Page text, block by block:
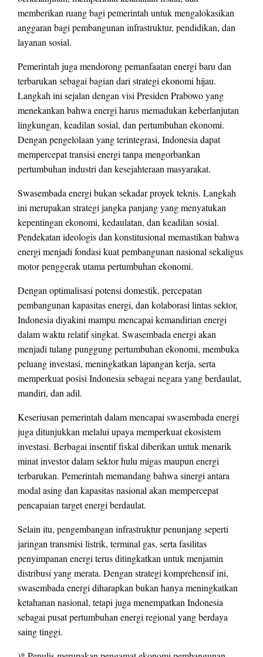
memberikan ruang bagi pemerintah untuk mengalokasikan
anggaran bagi pembangunan infrastruktur, pendidikan, dan
layanan sosial.
Pemerintah juga mendorong pemanfaatan energi baru dan
terbarukan sebagai bagian dari strategi ekonomi hijau.
Langkah ini sejalan dengan visi Presiden Prabowo yang
menekankan bahwa energi harus memadukan keberlanjutan
lingkungan, keadilan sosial, dan pertumbuhan ekonomi.
Dengan pengelolaan yang terintegrasi, Indonesia dapat
mempercepat transisi energi tanpa mengorbankan
pertumbuhan industri dan kesejahteraan masyarakat.
Swasembada energi bukan sekadar proyek teknis. Langkah
ini merupakan strategi jangka panjang yang menyatukan
kepentingan ekonomi, kedaulatan, dan keadilan sosial.
Pendekatan ideologis dan konstitusional memastikan bahwa
energi menjadi fondasi kuat pembangunan nasional sekaligus
motor penggerak utama pertumbuhan ekonomi.
Dengan optimalisasi potensi domestik, percepatan
pembangunan kapasitas energi, dan kolaborasi lintas sektor,
Indonesia diyakini mampu mencapai kemandirian energi
dalam waktu relatif singkat. Swasembada energi akan
menjadi tulang punggung pertumbuhan ekonomi, membuka
peluang investasi, meningkatkan lapangan kerja, serta
memperkuat posisi Indonesia sebagai negara yang berdaulat,
mandiri, dan adil.
Keseriusan pemerintah dalam mencapai swasembada energi
juga ditunjukkan melalui upaya memperkuat ekosistem
investasi. Berbagai insentif fiskal diberikan untuk menarik
minat investor dalam sektor hulu migas maupun energi
terbarukan. Pemerintah memandang bahwa sinergi antara
modal asing dan kapasitas nasional akan mempercepat
pencapaian target energi berdaulat.
Selain itu, pengembangan infrastruktur penunjang seperti
jaringan transmisi listrik, terminal gas, serta fasilitas
penyimpanan energi terus ditingkatkan untuk menjamin
distribusi yang merata. Dengan strategi komprehensif ini,
swasembada energi diharapkan bukan hanya meningkatkan
ketahanan nasional, tetapi juga menempatkan Indonesia
sebagai pusat pertumbuhan energi regional yang berdaya
saing tinggi.